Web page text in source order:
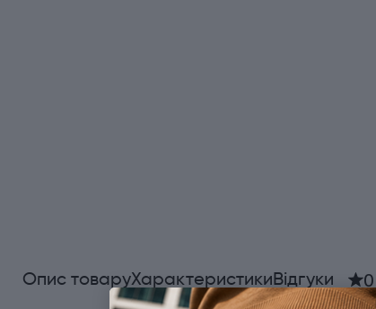
Опис товаруХарактеристикиВідгуки 0